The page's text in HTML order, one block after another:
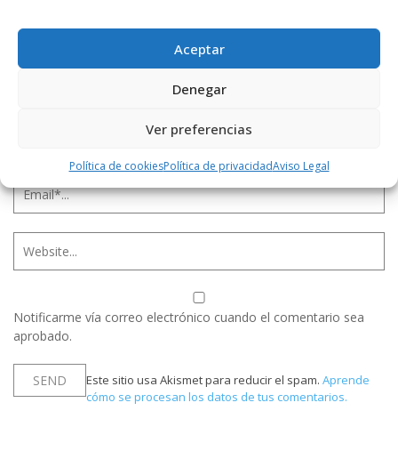
Aceptar
Denegar
Ver preferencias
Política de cookiesPolítica de privacidadAviso Legal
Notificarme vía correo electrónico cuando el comentario sea
aprobado.
Este sitio usa Akismet para reducir el spam. Aprende
cómo se procesan los datos de tus comentarios.